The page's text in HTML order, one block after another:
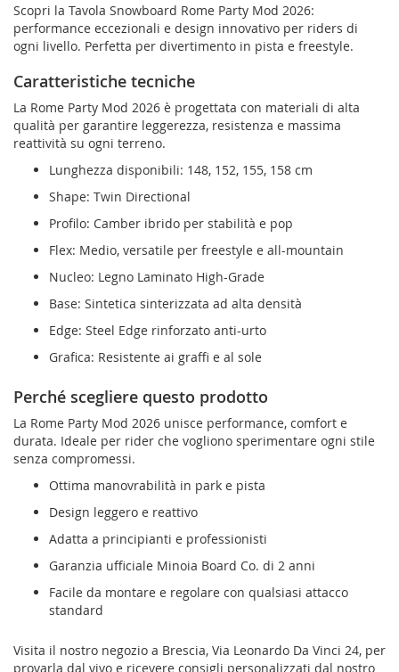
Scopri la Tavola Snowboard Rome Party Mod 2026:
performance eccezionali e design innovativo per riders di
ogni livello. Perfetta per divertimento in pista e freestyle.
Caratteristiche tecniche
La Rome Party Mod 2026 è progettata con materiali di alta
qualità per garantire leggerezza, resistenza e massima
reattività su ogni terreno.
Lunghezza disponibili: 148, 152, 155, 158 cm
Shape: Twin Directional
Profilo: Camber ibrido per stabilità e pop
Flex: Medio, versatile per freestyle e all-mountain
Nucleo: Legno Laminato High-Grade
Base: Sintetica sinterizzata ad alta densità
Edge: Steel Edge rinforzato anti-urto
Grafica: Resistente ai graffi e al sole
Perché scegliere questo prodotto
La Rome Party Mod 2026 unisce performance, comfort e
durata. Ideale per rider che vogliono sperimentare ogni stile
senza compromessi.
Ottima manovrabilità in park e pista
Design leggero e reattivo
Adatta a principianti e professionisti
Garanzia ufficiale Minoia Board Co. di 2 anni
Facile da montare e regolare con qualsiasi attacco
standard
Visita il nostro negozio a Brescia, Via Leonardo Da Vinci 24, per
provarla dal vivo e ricevere consigli personalizzati dal nostro